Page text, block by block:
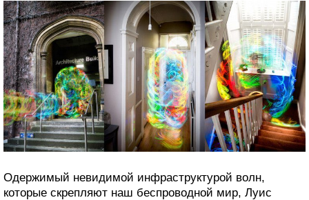
Одержимый невидимой инфраструктурой волн,
которые скрепляют наш беспроводной мир, Луис